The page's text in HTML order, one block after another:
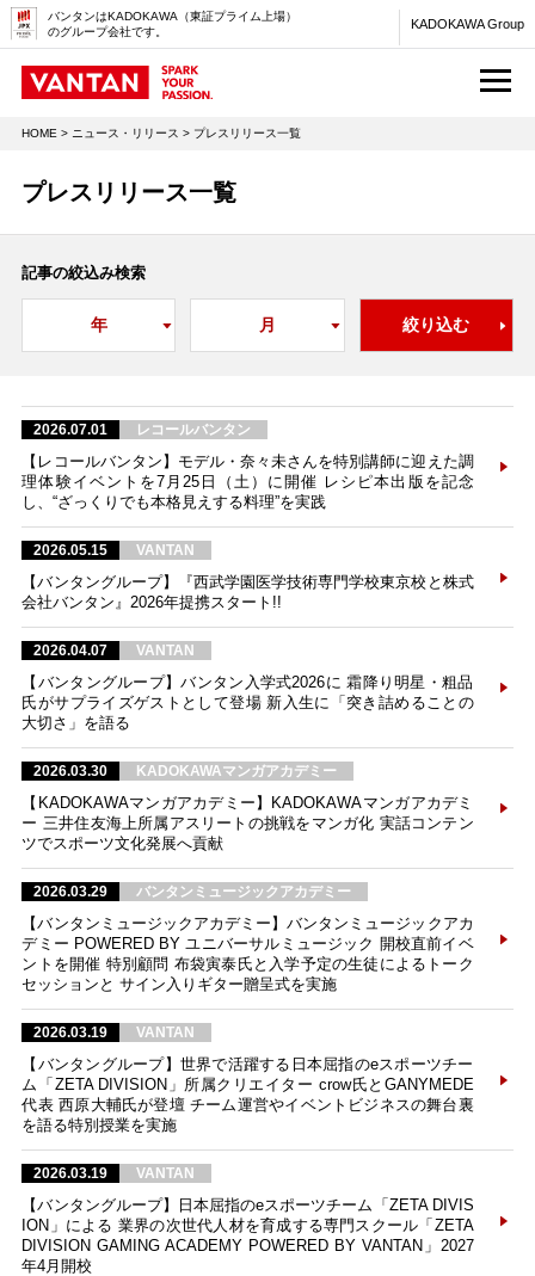
バンタンはKADOKAWA（東証プライム上場）
のグループ会社です。
KADOKAWA Group
HOME > ニュース・リリース > プレスリリース一覧
プレスリリース一覧
記事の絞込み検索
2026.07.01 レコールバンタン
【レコールバンタン】モデル・奈々未さんを特別講師に迎えた調
理体験イベントを7月25日（土）に開催 レシピ本出版を記念
し、“ざっくりでも本格見えする料理”を実践
2026.05.15 VANTAN
【バンタングループ】『西武学園医学技術専門学校東京校と株式
会社バンタン』2026年提携スタート!!
2026.04.07 VANTAN
【バンタングループ】バンタン入学式2026に 霜降り明星・粗品
氏がサプライズゲストとして登場 新入生に「突き詰めることの
大切さ」を語る
2026.03.30 KADOKAWAマンガアカデミー
【KADOKAWAマンガアカデミー】KADOKAWAマンガアカデミ
ー 三井住友海上所属アスリートの挑戦をマンガ化 実話コンテン
ツでスポーツ文化発展へ貢献
2026.03.29 バンタンミュージックアカデミー
【バンタンミュージックアカデミー】バンタンミュージックアカ
デミー POWERED BY ユニバーサルミュージック 開校直前イベ
ントを開催 特別顧問 布袋寅泰氏と入学予定の生徒によるトーク
セッションと サイン入りギター贈呈式を実施
2026.03.19 VANTAN
【バンタングループ】世界で活躍する日本屈指のeスポーツチー
ム「ZETA DIVISION」所属クリエイター crow氏とGANYMEDE
代表 西原大輔氏が登壇 チーム運営やイベントビジネスの舞台裏
を語る特別授業を実施
2026.03.19 VANTAN
【バンタングループ】日本屈指のeスポーツチーム「ZETA DIVIS
ION」による 業界の次世代人材を育成する専門スクール「ZETA
DIVISION GAMING ACADEMY POWERED BY VANTAN」2027
年4月開校